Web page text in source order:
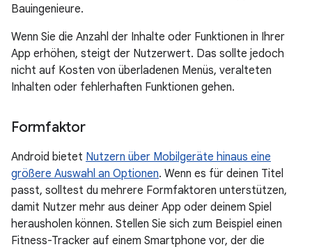
Bauingenieure.
Wenn Sie die Anzahl der Inhalte oder Funktionen in Ihrer
App erhöhen, steigt der Nutzerwert. Das sollte jedoch
nicht auf Kosten von überladenen Menüs, veralteten
Inhalten oder fehlerhaften Funktionen gehen.
Formfaktor
Android bietet Nutzern über Mobilgeräte hinaus eine
größere Auswahl an Optionen. Wenn es für deinen Titel
passt, solltest du mehrere Formfaktoren unterstützen,
damit Nutzer mehr aus deiner App oder deinem Spiel
herausholen können. Stellen Sie sich zum Beispiel einen
Fitness-Tracker auf einem Smartphone vor, der die